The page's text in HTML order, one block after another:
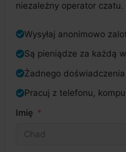
niezależny operator czatu.
Wysyłaj anonimowo
Są pieniądze za każdą
Żadnego
Pracuj z telefonu,
Imię